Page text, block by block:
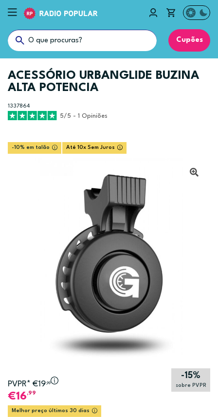
Cupões
ACESSÓRIO URBANGLIDE BUZINA
ALTA POTENCIA
1337864
5/5 - 1 Opiniões
-10% em talão Até 10x Sem Juros
PVPR* €19,99
-15%
sobre PVPR
16,99
Melhor preço últimos 30 dias